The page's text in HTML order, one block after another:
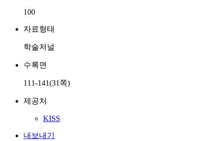
100
자료형태
학술저널
수록면
111-141(31쪽)
제공처
KISS
내보내기